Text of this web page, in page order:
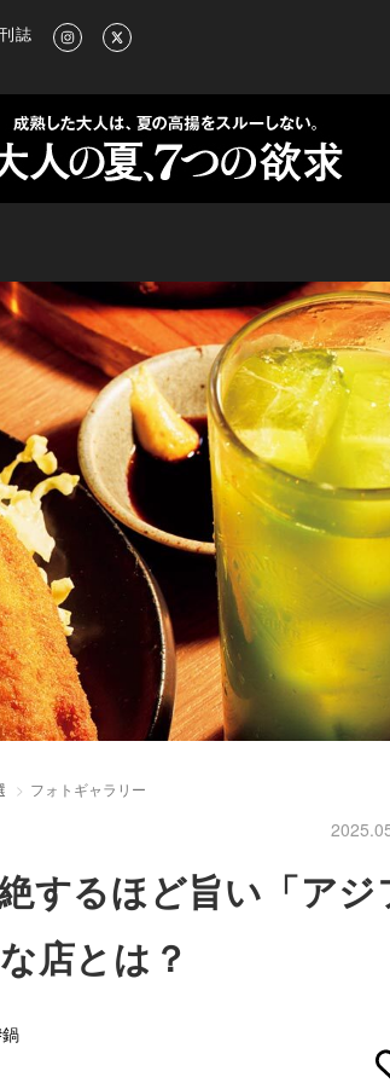
ライフスタイル情報
誌
フォトギャラリー
するほど旨い「アジ
店とは？